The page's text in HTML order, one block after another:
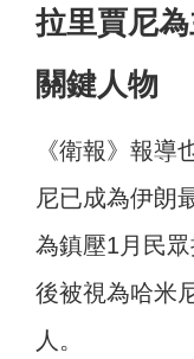
拉里賈尼
關鍵人物
《衛報》報導
尼已成為伊朗
為鎮壓1月民
後被視為哈米
人。